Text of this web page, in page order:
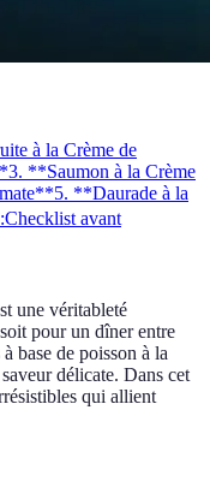
à la Crème de
3. **Saumon à la Crème
5. **Daurade à la
Checklist avant
une véritableté
pour un dîner entre
base de poisson à la
délicate. Dans cet
qui allient